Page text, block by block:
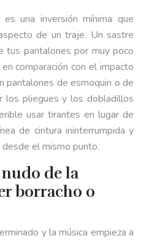
una inversión mínima que
de un traje. Un sastre
tus pantalones por muy poco
comparación con el impacto
pantalones de esmoquin o de
los pliegues y los dobladillos
usar tirantes en lugar de
de cintura ininterrumpida y
el mismo punto.
de la
borracho o
y la música empieza a